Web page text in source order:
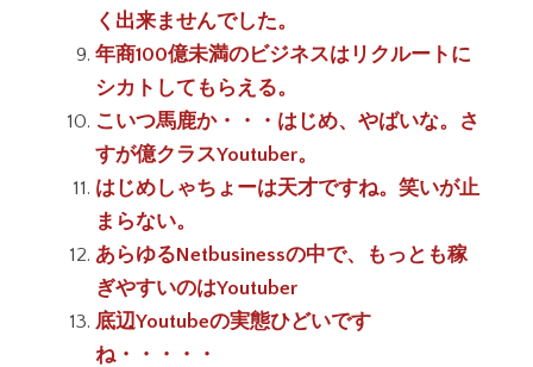
く出来ませんでした。
年商100億未満のビジネスはリクルートに
シカトしてもらえる。
こいつ馬鹿か・・・はじめ、やばいな。さ
すが億クラスYoutuber。
はじめしゃちょーは天才ですね。笑いが止
まらない。
あらゆるNetbusinessの中で、もっとも稼
ぎやすいのはYoutuber
底辺Youtubeの実態ひどいです
ね・・・・・